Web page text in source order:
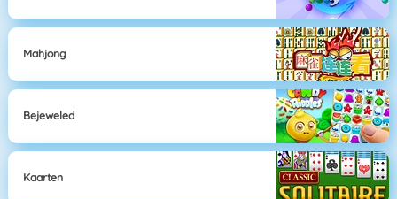
Mahjong
Bejeweled
Kaarten